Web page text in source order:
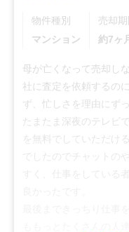
物件種別
マンション
売却期
約7ヶ
母が亡くなって売却し
社に査定を依頼するの
ず、忙しさを理由にず
たまたま深夜のテレビ
を無料でしていただけ